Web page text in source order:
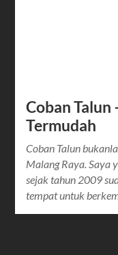
Coban Talun
Termudah
Coban Talun
Malang Raya. Saya
sejak tahun 2009
tempat untuk